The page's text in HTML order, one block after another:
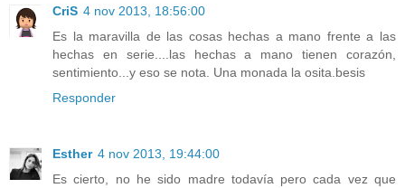
CriS 4 nov 2013, 18:56:00
Es la maravilla de las cosas hechas a mano frente a las
hechas en serie....las hechas a mano tienen corazón,
sentimiento...y eso se nota. Una monada la osita.besis
Responder
Esther 4 nov 2013, 19:44:00
Es cierto, no he sido madre todavía pero cada vez que